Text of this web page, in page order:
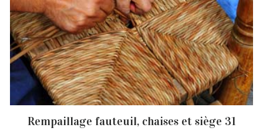
Rempaillage fauteuil, chaises et siège 31